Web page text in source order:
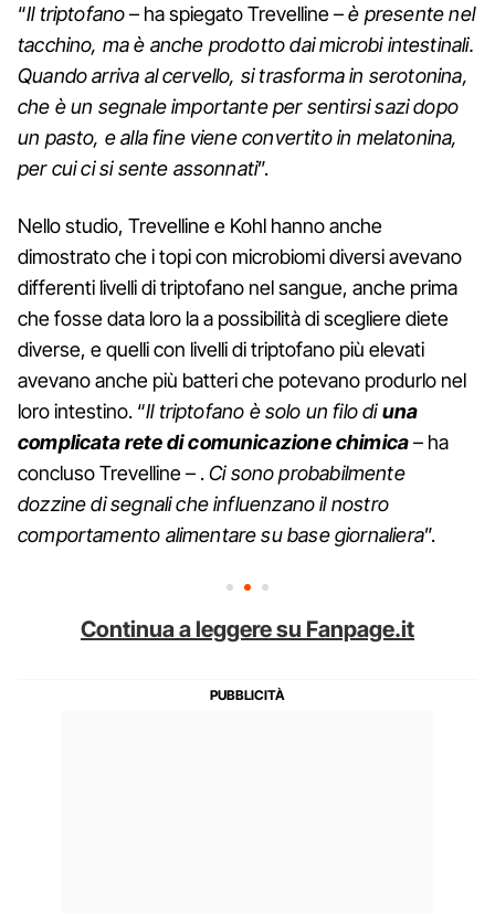
“Il triptofano– ha spiegato Trevelline –è presente nel
tacchino, ma è anche prodotto dai microbi intestinali.
Quando arriva al cervello, si trasforma in serotonina,
che è un segnale importante per sentirsi sazi dopo
un pasto, e alla fine viene convertito in melatonina,
per cui ci si sente assonnati”.
Nello studio, Trevelline e Kohl hanno anche
dimostrato che i topi con microbiomi diversi avevano
differenti livelli di triptofano nel sangue, anche prima
che fosse data loro la a possibilità di scegliere diete
diverse, e quelli con livelli di triptofano più elevati
avevano anche più batteri che potevano produrlo nel
loro intestino. “Il triptofano è solo un filo diuna
complicata rete di comunicazione chimica– ha
concluso Trevelline – .Ci sono probabilmente
dozzine di segnali che influenzano il nostro
comportamento alimentare su base giornaliera”.
Continua a leggere su Fanpage.it